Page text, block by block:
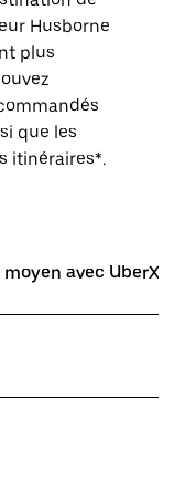
Husborne
plus
que les
itinéraires*.
moyen avec UberX*